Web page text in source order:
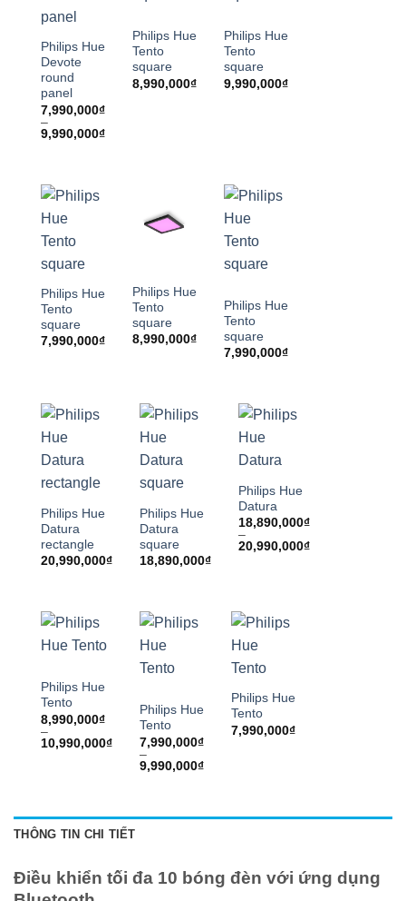
Philips Hue
Devote
round
panel
7,990,000₫
–
9,990,000₫Khoảng
Philips Hue
Tento
square
8,990,000₫
Philips Hue
Tento
square
9,990,000₫
Philips Hue
Tento
square
7,990,000₫
Philips Hue
Tento
square
8,990,000₫
Philips Hue
Tento
square
7,990,000₫
Philips Hue
Datura
rectangle
20,990,000₫
Philips Hue
Datura
square
18,890,000₫
Philips Hue
Datura
18,890,000₫
–
20,990,000₫Khoảng
Philips Hue
Tento
8,990,000₫
–
10,990,000₫Khoảng
Philips Hue
Tento
7,990,000₫
–
9,990,000₫Khoảng
9,990,000₫
Philips Hue
Tento
7,990,000₫
THÔNG TIN CHI TIẾT
Điều khiển tối đa 10 bóng đèn với ứng dụng